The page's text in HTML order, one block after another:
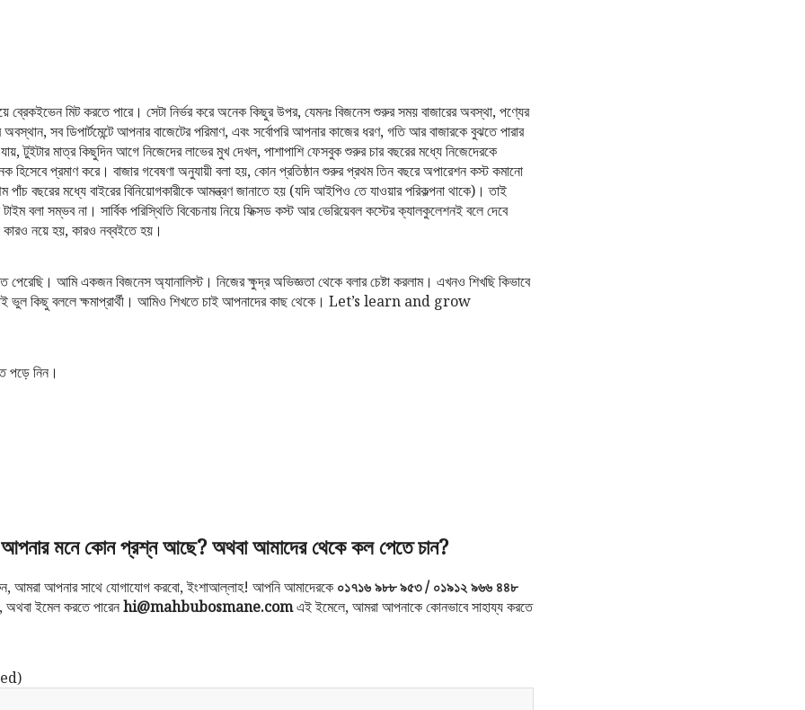
ব্রেকইভেন মিট করতে পারে। সেটা নির্ভর করে অনেক কিছুর উপর, যেমনঃ বিজনেস শুরুর সময় বাজারের অবস্থা, পণ্যের
অবস্থান, সব ডিপার্টমেন্টে আপনার বাজেটের পরিমাণ, এবং সর্বোপরি আপনার কাজের ধরণ, গতি আর বাজারকে বুঝতে পারার
টুইটার মাত্র কিছুদিন আগে নিজেদের লাভের মুখ দেখল, পাশাপাশি ফেসবুক শুরুর চার বছরের মধ্যে নিজেদেরকে
হিসেবে প্রমাণ করে। বাজার গবেষণা অনুযায়ী বলা হয়, কোন প্রতিষ্ঠান শুরুর প্রথম তিন বছরে অপারেশন কস্ট কমানো
বছরের মধ্যে বাইরের বিনিয়োগকারীকে আমন্ত্রণ জানাতে হয় (যদি আইপিও তে যাওয়ার পরিকল্পনা থাকে)। তাই
বলা সম্ভব না। সার্বিক পরিস্থিতি বিবেচনায় নিয়ে ফিক্সড কস্ট আর ভেরিয়েবল কস্টের ক্যালকুলেশনই বলে দেবে
নয়ে হয়, কারও নব্বইতে হয়।
আমি একজন বিজনেস অ্যানালিস্ট। নিজের ক্ষুদ্র অভিজ্ঞতা থেকে বলার চেষ্টা করলাম। এখনও শিখছি কিভাবে
ভুল কিছু বললে ক্ষমাপ্রার্থী। আমিও শিখতে চাই আপনাদের কাছ থেকে। Let’s learn and grow
পড়ে নিন।
মনে কোন প্রশ্ন আছে? অথবা আমাদের থেকে কল পেতে চান?
আমরা আপনার সাথে যোগাযোগ করবো, ইংশাআল্লাহ! আপনি আমাদেরকে ০১৭১৬ ৯৮৮ ৯৫৩ / ০১৯১২ ৯৬৬ ৪৪৮
অথবা ইমেল করতে পারেনhi@mahbubosmane.comএই ইমেলে, আমরা আপনাকে কোনভাবে সাহায্য করতে